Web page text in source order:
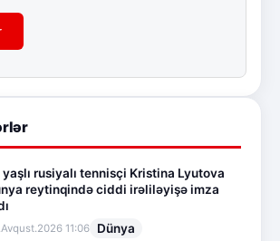
yaşlı rusiyalı tennisçi Kristina Lyutova
reytinqində ciddi irəliləyişə imza
11:06 Dünya